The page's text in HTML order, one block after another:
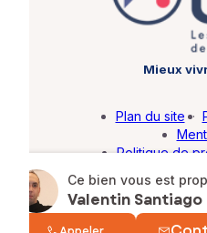
Ce bien vous est
Valentin Santiago
Mieux
© SAFTI 2026.
Plan du site ·
Politique de